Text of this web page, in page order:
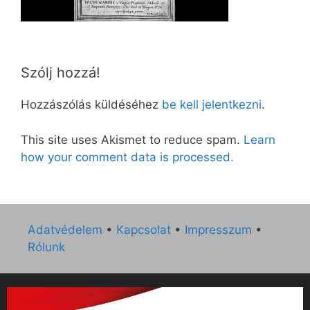
Szólj hozzá!
Hozzászólás küldéséhez be kell jelentkezni.
This site uses Akismet to reduce spam. Learn
how your comment data is processed.
Adatvédelem • Kapcsolat • Impresszum •
Rólunk